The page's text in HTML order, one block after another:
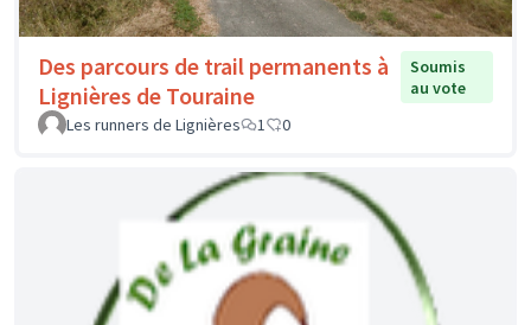
Des parcours de trail permanents à
Lignières de Touraine
Soumis
au vote
Les runners de Lignières
1 0